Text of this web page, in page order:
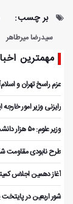
بر چسب:
سیدرضا میرطاهر
مهمترین
عزم راسخ تهران و
رایزنی وزیر امور خارجه
وزیر علوم: ۵۰ هزار دانشجوی عراقی در دانشگاه‌های ایران تحصیل می‌کنند
طرح نابودی مقاومت
آغاز دهمین اجلاس
شور اربعین در پایتخت